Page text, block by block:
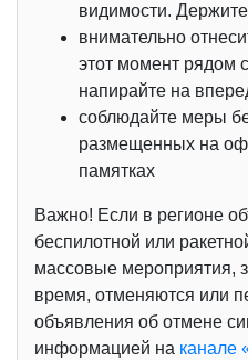
видимости. Держите
внимательно
этот момент рядом
напирайте на
соблюдайте меры
размещенных на
памятках
Важно! Если в регионе
беспилотной или
массовые мероприятия,
время, отменяются или
объявления об отмене
информацией на канале